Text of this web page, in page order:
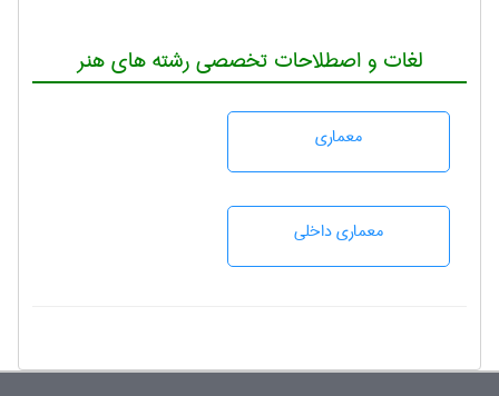
لغات و اصطلاحات تخصصی رشته های هنر
معماری
معماری داخلی